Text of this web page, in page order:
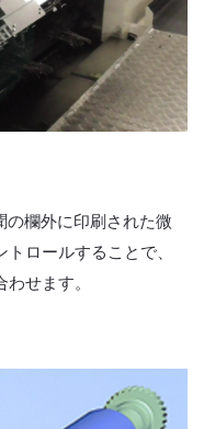
の欄外に印刷された微
ロールすることで、
せます。